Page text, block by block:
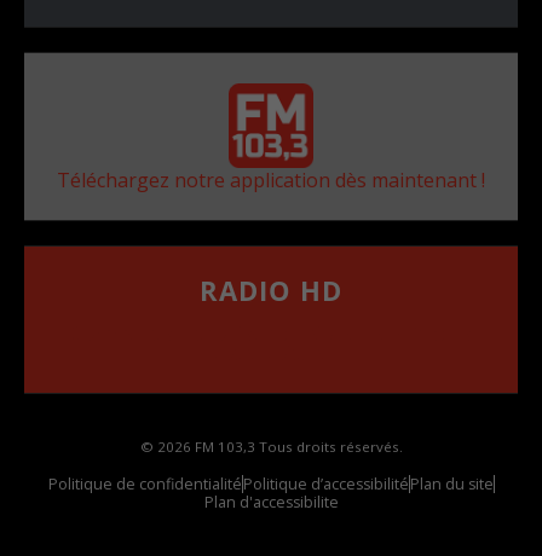
Téléchargez notre application dès maintenant !
RADIO HD
© 2026 FM 103,3 Tous droits réservés.
Politique de confidentialitéPolitique d’accessibilitéPlan du site
Plan d'accessibilite